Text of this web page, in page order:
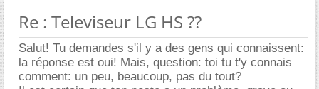
Re : Televiseur LG HS ??
Salut! Tu demandes s'il y a des gens qui connaissent:
la réponse est oui! Mais, question: toi tu t'y connais
comment: un peu, beaucoup, pas du tout?